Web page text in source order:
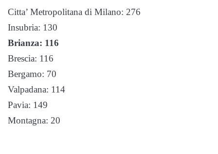
Citta’ Metropolitana di Milano: 276
Insubria: 130
Brianza: 116
Brescia: 116
Bergamo: 70
Valpadana: 114
Pavia: 149
Montagna: 20